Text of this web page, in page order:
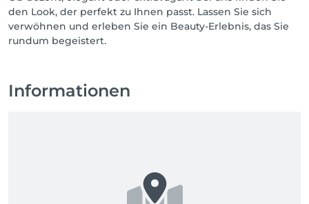
den Look, der perfekt zu Ihnen passt. Lassen Sie sich
verwöhnen und erleben Sie ein Beauty-Erlebnis, das Sie
rundum begeistert.
Informationen